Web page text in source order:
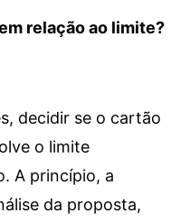
relação ao limite?
decidir se o cartão
o limite
A princípio, a
da proposta,